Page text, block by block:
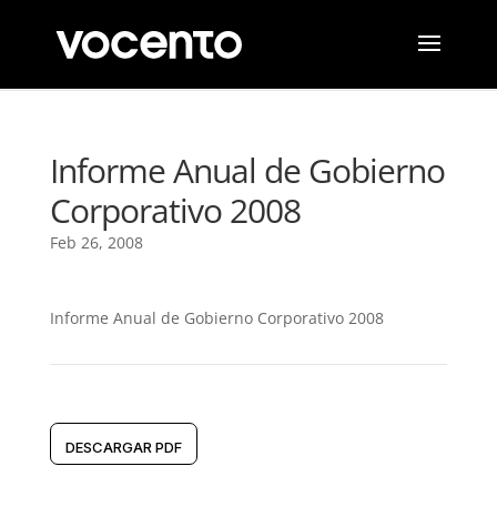
Informe Anual de Gobierno
Corporativo 2008
Feb 26, 2008
Informe Anual de Gobierno Corporativo 2008
DESCARGAR PDF